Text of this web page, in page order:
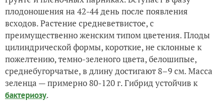
плодоношения на 42-44 день после появления
всходов. Растение средневетвистое, с
преимущественно женским типом цветения. Плоды
цилиндрической формы, короткие, не склонные к
пожелтению, темно-зеленого цвета, белошипые,
среднебугорчатые, в длину достигают 8–9 см. Масса
зеленца — примерно 80-120 г. Гибрид устойчив к
бактериозу.